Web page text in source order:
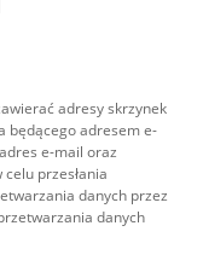
adresy skrzynek
będącego adresem e-
e-mail oraz
przesłania
danych przez
danych